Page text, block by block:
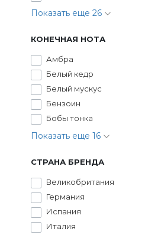
Показать еще 26
КОНЕЧНАЯ НОТА
Амбра
Белый кедр
Белый мускус
Бензоин
Бобы тонка
Показать еще 16
СТРАНА БРЕНДА
Великобритания
Германия
Испания
Италия